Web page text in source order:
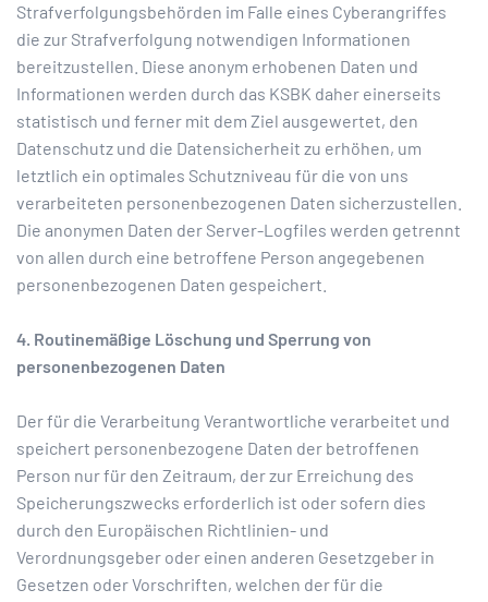
Strafverfolgungsbehörden im Falle eines Cyberangriffes
die zur Strafverfolgung notwendigen Informationen
bereitzustellen. Diese anonym erhobenen Daten und
Informationen werden durch das KSBK daher einerseits
statistisch und ferner mit dem Ziel ausgewertet, den
Datenschutz und die Datensicherheit zu erhöhen, um
letztlich ein optimales Schutzniveau für die von uns
verarbeiteten personenbezogenen Daten sicherzustellen.
Die anonymen Daten der Server-Logfiles werden getrennt
von allen durch eine betroffene Person angegebenen
personenbezogenen Daten gespeichert.
4. Routinemäßige Löschung und Sperrung von
personenbezogenen Daten
Der für die Verarbeitung Verantwortliche verarbeitet und
speichert personenbezogene Daten der betroffenen
Person nur für den Zeitraum, der zur Erreichung des
Speicherungszwecks erforderlich ist oder sofern dies
durch den Europäischen Richtlinien- und
Verordnungsgeber oder einen anderen Gesetzgeber in
Gesetzen oder Vorschriften, welchen der für die